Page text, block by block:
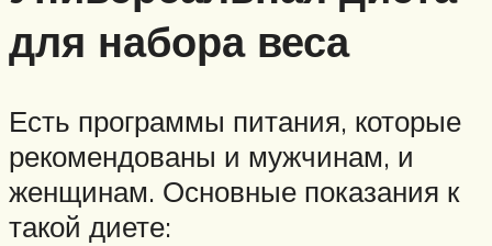
для набора веса
Есть программы питания, которые
рекомендованы и мужчинам, и
женщинам. Основные показания к
такой диете: